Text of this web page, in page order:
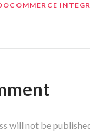
will not be